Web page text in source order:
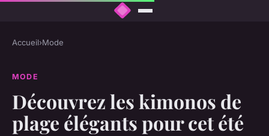
Accueil›Mode
MODE
Découvrez les kimonos de
plage élégants pour cet été